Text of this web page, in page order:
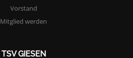
Vorstand
Mitglied werden
TSV GIESEN